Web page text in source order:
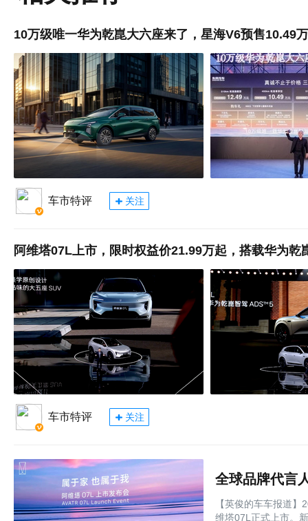
10万级唯一华为乾崑大六座来了，星海V6预售10.49
车市特评 关注
阿维塔07L上市，限时权益价21.99万起，搭载华为
车市特评 关注
【英俊的车车报道
维塔07L正式上市。